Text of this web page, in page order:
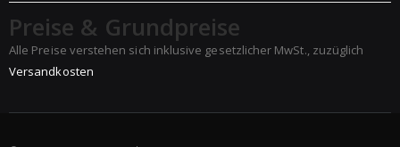
Preise & Grundpreise
Alle Preise verstehen sich inklusive gesetzlicher MwSt., zuzüglich
Versandkosten